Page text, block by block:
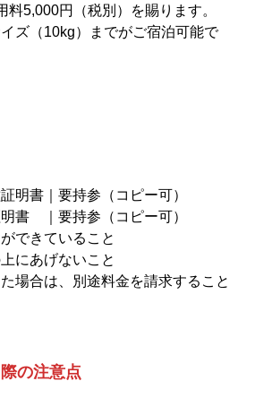
5,000円（税別）を賜ります。
ズ（10kg）までがご宿泊可能で
明書｜要持参（コピー可）
書 ｜要持参（コピー可）
できていること
にあげないこと
場合は、別途料金を請求すること
の注意点